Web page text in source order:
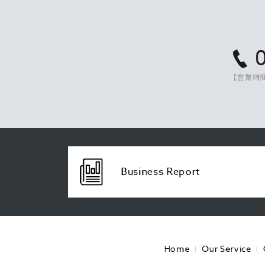
【営業
Business Report
Home Our Service